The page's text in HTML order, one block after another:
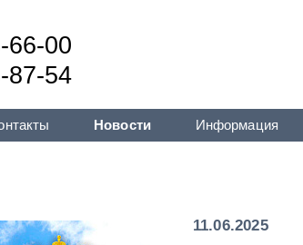
66-00
87-54
Новости Информация
11.06.2025